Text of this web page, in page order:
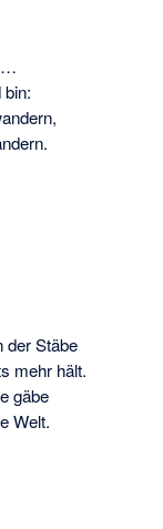
der Stäbe
mehr hält.
gäbe
Welt.